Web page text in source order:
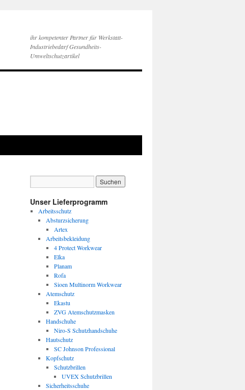
ihr kompetenter Partner für Werkstatt-
Industriebedarf Gesundheits-
Umweltschutzartikel
Unser Lieferprogramm
Arbeitsschutz
Absturzsicherung
Artex
Arbeitsbekleidung
4 Protect Workwear
Elka
Planam
Rofa
Sioen Multinorm Workwear
Atemschutz
Ekastu
ZVG Atemschutzmasken
Handschuhe
Niro-S Schutzhandschuhe
Hautschutz
SC Johnson Professional
Kopfschutz
Schutzbrillen
UVEX Schutzbrillen
Sicherheitsschuhe